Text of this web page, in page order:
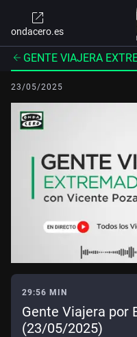
ondacero.es
GENTE VIAJERA
23/05/2025
29:56 MIN
Gente Viajera por
(23/05/2025)